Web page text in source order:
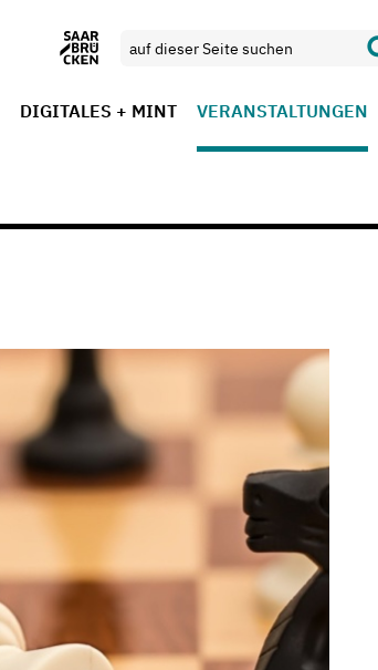
DIGITALES + MINT VERANSTALTUNGEN